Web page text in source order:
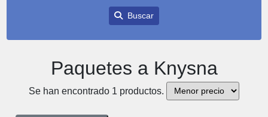
Buscar
Paquetes a Knysna
Se han encontrado 1 productos.